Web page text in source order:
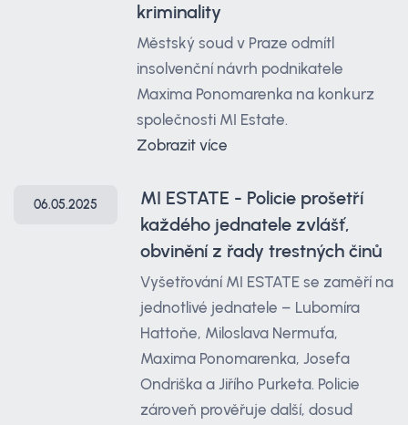
kriminality
Městský soud v Praze odmítl
insolvenční návrh podnikatele
Maxima Ponomarenka na konkurz
společnosti MI Estate.
Zobrazit více
06.05.2025
MI ESTATE - Policie prošetří
každého jednatele zvlášť,
obvinění z řady trestných činů
Vyšetřování MI ESTATE se zaměří na
jednotlivé jednatele – Lubomíra
Hattoňe, Miloslava Nermuťa,
Maxima Ponomarenka, Josefa
Ondriška a Jiřího Purketa. Policie
zároveň prověřuje další, dosud